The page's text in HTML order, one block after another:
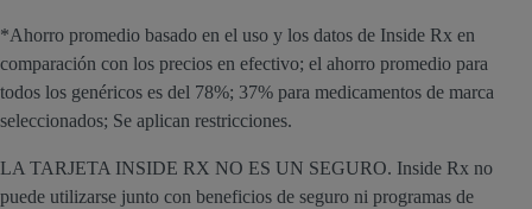
*Ahorro promedio basado en el uso y los datos de Inside Rx en
comparación con los precios en efectivo; el ahorro promedio para
todos los genéricos es del 78%; 37% para medicamentos de marca
seleccionados; Se aplican restricciones.
LA TARJETA INSIDE RX NO ES UN SEGURO. Inside Rx no
puede utilizarse junto con beneficios de seguro ni programas de